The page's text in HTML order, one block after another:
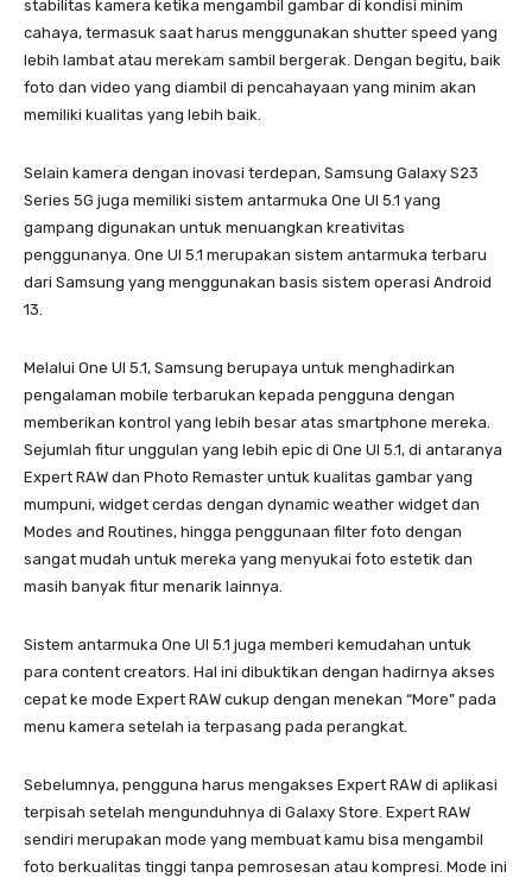
stabilitas kamera ketika mengambil gambar di kondisi minim
cahaya, termasuk saat harus menggunakan shutter speed yang
lebih lambat atau merekam sambil bergerak. Dengan begitu, baik
foto dan video yang diambil di pencahayaan yang minim akan
memiliki kualitas yang lebih baik.
Selain kamera dengan inovasi terdepan, Samsung Galaxy S23
Series 5G juga memiliki sistem antarmuka One UI 5.1 yang
gampang digunakan untuk menuangkan kreativitas
penggunanya. One UI 5.1 merupakan sistem antarmuka terbaru
dari Samsung yang menggunakan basis sistem operasi Android
13.
Melalui One UI 5.1, Samsung berupaya untuk menghadirkan
pengalaman mobile terbarukan kepada pengguna dengan
memberikan kontrol yang lebih besar atas smartphone mereka.
Sejumlah fitur unggulan yang lebih epic di One UI 5.1, di antaranya
Expert RAW dan Photo Remaster untuk kualitas gambar yang
mumpuni, widget cerdas dengan dynamic weather widget dan
Modes and Routines, hingga penggunaan filter foto dengan
sangat mudah untuk mereka yang menyukai foto estetik dan
masih banyak fitur menarik lainnya.
Sistem antarmuka One UI 5.1 juga memberi kemudahan untuk
para content creators. Hal ini dibuktikan dengan hadirnya akses
cepat ke mode Expert RAW cukup dengan menekan “More” pada
menu kamera setelah ia terpasang pada perangkat.
Sebelumnya, pengguna harus mengakses Expert RAW di aplikasi
terpisah setelah mengunduhnya di Galaxy Store. Expert RAW
sendiri merupakan mode yang membuat kamu bisa mengambil
foto berkualitas tinggi tanpa pemrosesan atau kompresi. Mode ini